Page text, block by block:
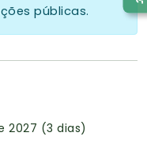
públicas.
2027 (3 dias)